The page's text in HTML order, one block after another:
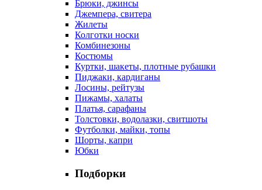
Брюки, джинсы
Джемпера, свитера
Жилеты
Колготки носки
Комбинезоны
Костюмы
Куртки, шакеты, плотные рубашки
Пиджаки, кардиганы
Лосины, рейтузы
Пижамы, халаты
Платья, сарафаны
Толстовки, водолазки, свитшоты
Футболки, майки, топы
Шорты, капри
Юбки
Подборки